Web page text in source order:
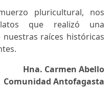
pluricultural, nos
que realizó una
raíces históricas
Hna. Carmen Abello
Comunidad Antofagasta